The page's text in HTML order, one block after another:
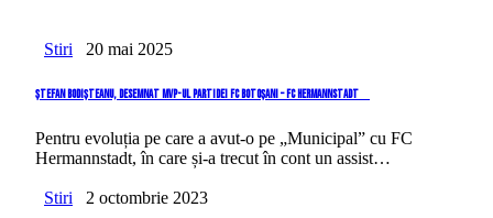
Stiri 20 mai 2025
Ștefan Bodișteanu, desemnat MVP-ul partidei FC Botoșani – FC Hermannstadt
Pentru evoluția pe care a avut-o pe „Municipal” cu FC
Hermannstadt, în care și-a trecut în cont un assist…
Stiri 2 octombrie 2023